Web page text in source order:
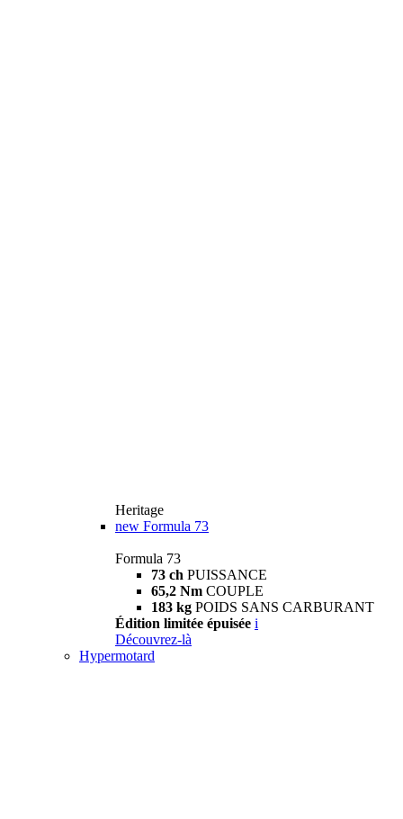
Heritage
new Formula 73
Formula 73
73 ch PUISSANCE
65,2 Nm COUPLE
183 kg POIDS SANS CARBURANT
Édition limitée épuisée i
Découvrez-là
Hypermotard